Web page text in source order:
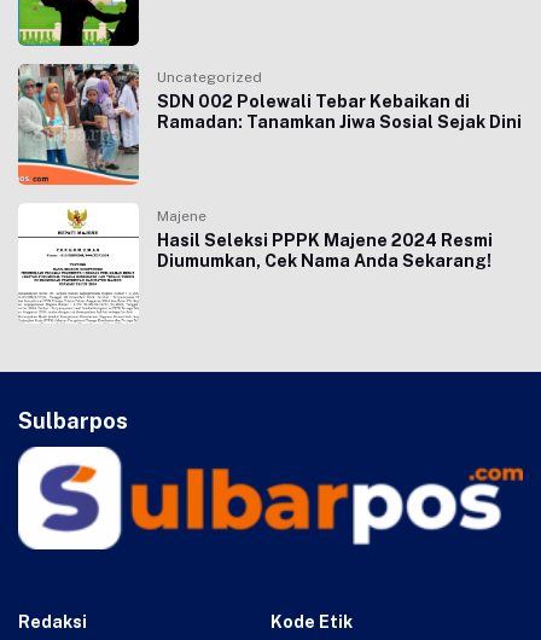
Uncategorized
SDN 002 Polewali Tebar Kebaikan di
Ramadan: Tanamkan Jiwa Sosial Sejak Dini
Majene
Hasil Seleksi PPPK Majene 2024 Resmi
Diumumkan, Cek Nama Anda Sekarang!
Sulbarpos
Redaksi Kode Etik